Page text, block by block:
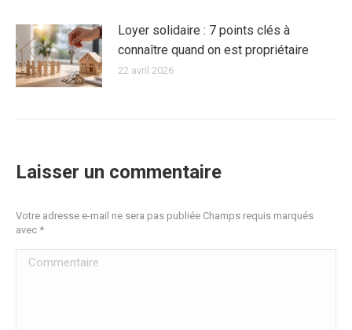
Loyer solidaire : 7 points clés à
connaître quand on est propriétaire
22 avril 2026
Laisser un commentaire
Votre adresse e-mail ne sera pas publiée Champs requis marqués
avec *
Commentaire